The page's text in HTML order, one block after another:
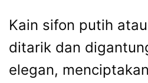
Kain sifon putih
ditarik dan
elegan,